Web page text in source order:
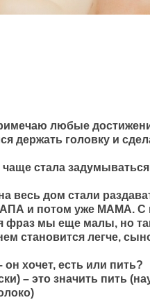
любые
держать головку и
стала
весь дом стали
и потом уже МАМА. С
мы еще малы, но
становится легче,
хочет, есть или пить?
– это значить пить